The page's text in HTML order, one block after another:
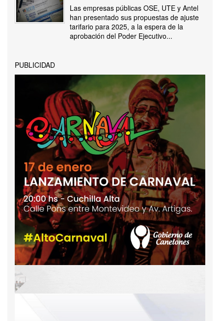
Las empresas públicas OSE, UTE y Antel
han presentado sus propuestas de ajuste
tarifario para 2025, a la espera de la
aprobación del Poder Ejecutivo...
PUBLICIDAD